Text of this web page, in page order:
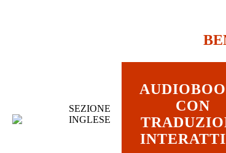
SEZIONE
INGLESE
CON